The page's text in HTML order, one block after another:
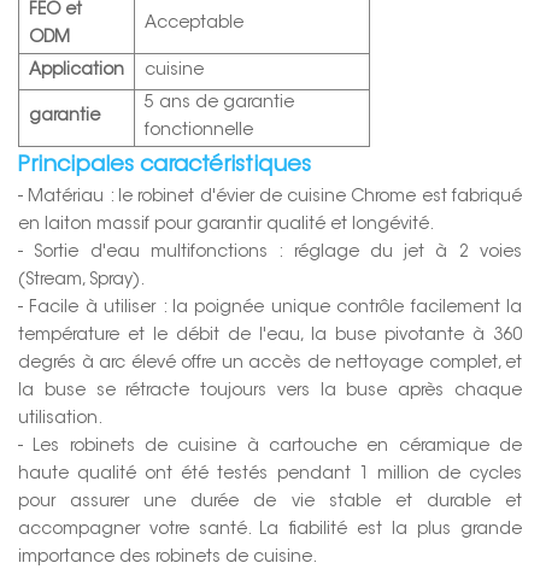
FEO et
ODM
Acceptable
Application cuisine
garantie
5 ans de garantie
fonctionnelle
Principales caractéristiques
- Matériau : le robinet d'évier de cuisine Chrome est fabriqué
en laiton massif pour garantir qualité et longévité.
- Sortie d'eau multifonctions : réglage du jet à 2 voies
(Stream, Spray).
- Facile à utiliser : la poignée unique contrôle facilement la
température et le débit de l'eau, la buse pivotante à 360
degrés à arc élevé offre un accès de nettoyage complet, et
la buse se rétracte toujours vers la buse après chaque
utilisation.
- Les robinets de cuisine à cartouche en céramique de
haute qualité ont été testés pendant 1 million de cycles
pour assurer une durée de vie stable et durable et
accompagner votre santé. La fiabilité est la plus grande
importance des robinets de cuisine.